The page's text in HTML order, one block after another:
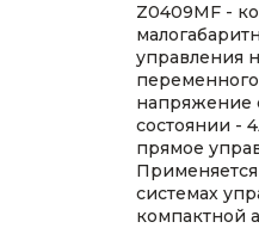
Z0409MF -
управления
напряжение
состоянии -
прямое
системах
компактной